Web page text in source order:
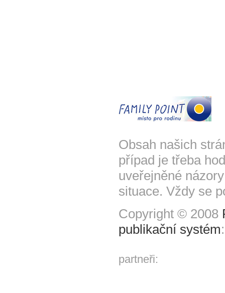
Obsah našich
případ je třeba
uveřejněné
situace. Vždy se
Copyright © 2008
publikační systém
partneři: